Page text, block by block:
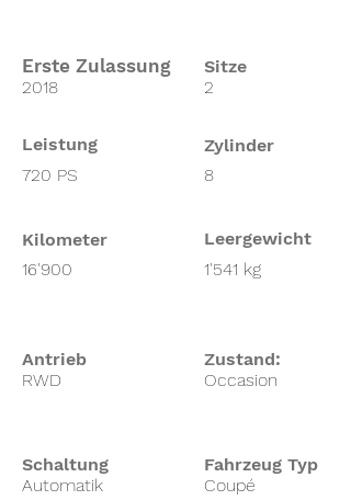
Erste Zulassung
2018
Leistung
720 PS
Kilometer
16'900
Sitze
2
Zylinder
8
Leergewicht
1'541 kg
Antrieb
RWD
Zustand:
Occasion
Schaltung
Fahrzeug Typ
Automatik
Coupé